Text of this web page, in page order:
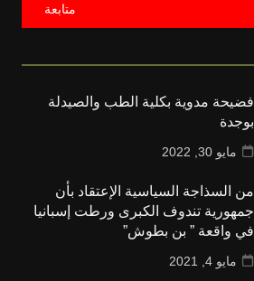
متابعة
فضيحة مدوية بكلية الطب والصيدلة
بوجدة
مايو 30, 2022
من السذاجة السياسية الإعتقاد بأن
جمهورية تندوف الكبرى ورطت إسبانيا
في واقعة ” بن بطوش”
مايو 4, 2021